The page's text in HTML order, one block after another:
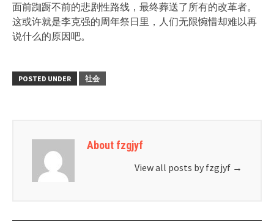
面前踟蹰不前的悲剧性路线，最终葬送了所有的改革者。
这或许就是李克强的周年祭日里，人们无限惋惜却难以再
说什么的原因吧。
POSTED UNDER 社会
About fzgjyf
View all posts by fzgjyf →